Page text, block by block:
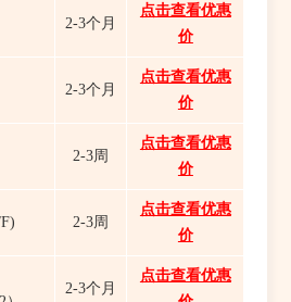
2-3个月
点击查看优惠
价
2-3个月
点击查看优惠
价
2-3周
点击查看优惠
价
2-3周
点击查看优惠
价
2-3个月
点击查看优惠